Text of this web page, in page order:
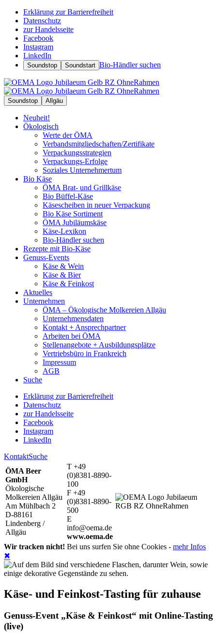
Erklärung zur Barrierefreiheit
Datenschutz
zur Handelsseite
Facebook
Instagram
LinkedIn
Soundstop Soundstart Bio-Händler suchen
Soundstop Allgäu
Neuheit!
Ökologisch
Werte der ÖMA
Verbandsmitgliedschaften/Zertifikate
Verpackungsstrategien
Verpackungs-Erfolge
Soziales Unternehmertum
Bio Käse
ÖMA Brat- und Grillkäse
Bio Büffel-Käse
Käsescheiben in neuer Verpackung
Bio Käse Sortiment
ÖMA Jubiläumskäse
Käse-Lexikon
Bio-Händler suchen
Rezepte mit Bio-Käse
Genuss-Events
Käse & Wein
Käse & Bier
Käse & Feinkost
Aktuelles
Unternehmen
ÖMA – Ökologische Molkereien Allgäu
Unternehmensdaten
Kontakt + Ansprechpartner
Arbeiten bei ÖMA
Stellenangebote + Ausbildungsplätze
Vertriebsbüro in Frankreich
Impressum
AGB
Suche
Erklärung zur Barrierefreiheit
Datenschutz
zur Handelsseite
Facebook
Instagram
LinkedIn
KontaktSuche
ÖMA Beer
GmbH
Ökologische
Molkereien Allgäu
Am Mühlbach 2
D-88161
Lindenberg /
Allgäu
T +49
(0)8381-8890-
100
F +49
(0)8381-8890-
500
E
info@oema.de
www.oema.de
Wir tracken nicht! Bei uns surfen Sie ohne Cookies - mehr Infos
✖
Käse- und Feinkost-Tasting für zuhause
Genuss-Event „Käse & Feinkost“ mit Online-Tasting
(live)